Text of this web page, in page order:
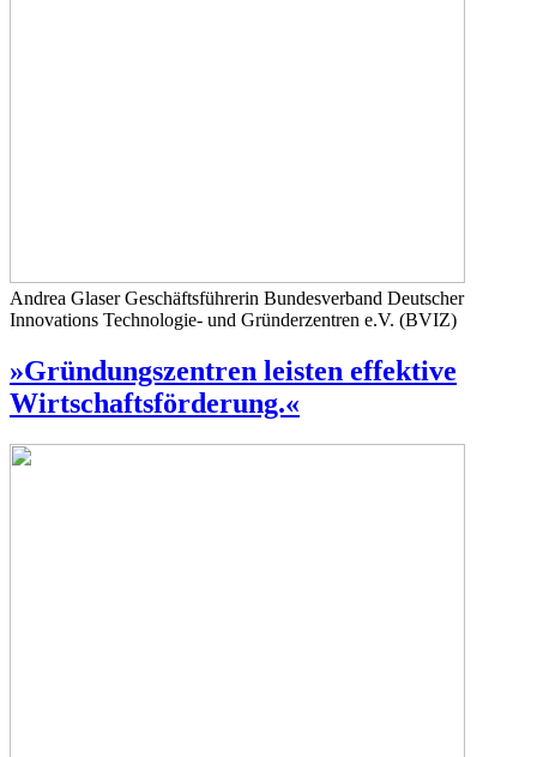
Andrea GlaserGeschäftsführerin Bundesverband Deutscher
Innovations Technologie- und Gründerzentren e.V. (BVIZ)
»Gründungszentren leisten effektive
Wirtschaftsförderung.«